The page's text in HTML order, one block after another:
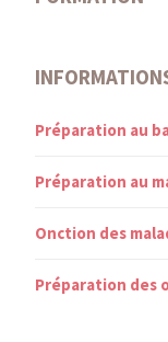
Préparation au
Préparation au
Onction des
Préparation des